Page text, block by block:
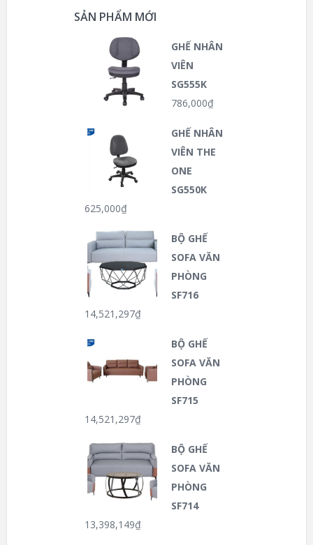
SẢN PHẨM MỚI
GHẾ NHÂN
VIÊN
SG555K
786,000₫
GHẾ NHÂN
VIÊN THE
ONE
SG550K
625,000₫
BỘ GHẾ
SOFA VĂN
PHÒNG
SF716
14,521,297₫
BỘ GHẾ
SOFA VĂN
PHÒNG
SF715
14,521,297₫
BỘ GHẾ
SOFA VĂN
PHÒNG
SF714
13,398,149₫